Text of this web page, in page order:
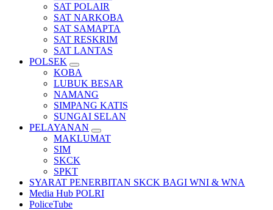
SAT POLAIR
SAT NARKOBA
SAT SAMAPTA
SAT RESKRIM
SAT LANTAS
POLSEK
KOBA
LUBUK BESAR
NAMANG
SIMPANG KATIS
SUNGAI SELAN
PELAYANAN
MAKLUMAT
SIM
SKCK
SPKT
SYARAT PENERBITAN SKCK BAGI WNI & WNA
Media Hub POLRI
PoliceTube